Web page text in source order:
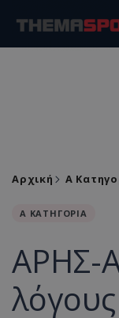
Αρχική Α
Α ΚΑΤΗΓΟΡΙΑ
ΑΡΗΣ-
λόγους